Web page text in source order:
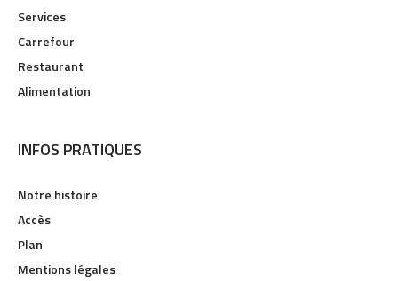
Services
Carrefour
Restaurant
Alimentation
INFOS PRATIQUES
Notre histoire
Accès
Plan
Mentions légales